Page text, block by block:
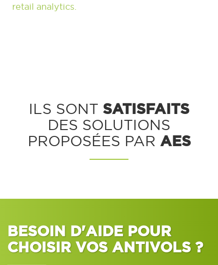
retail analytics.
ILS SONT SATISFAITS
DES SOLUTIONS
PROPOSÉES PAR AES
BESOIN D'AIDE POUR
CHOISIR VOS ANTIVOLS ?